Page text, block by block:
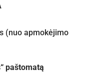
(nuo apmokėjimo
paštomatą